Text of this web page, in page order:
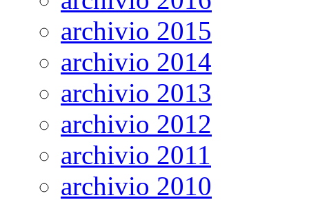
archivio 2015
archivio 2014
archivio 2013
archivio 2012
archivio 2011
archivio 2010